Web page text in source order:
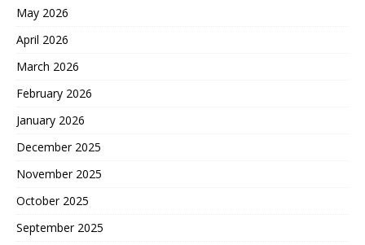
May 2026
April 2026
March 2026
February 2026
January 2026
December 2025
November 2025
October 2025
September 2025